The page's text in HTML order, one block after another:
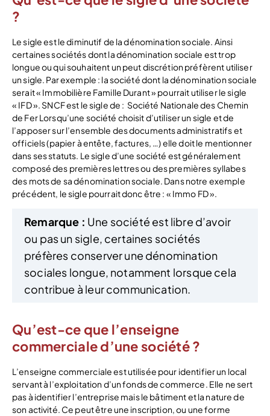
?
Le sigle est le diminutif de la dénomination sociale. Ainsi
certaines sociétés dont la dénomination sociale est trop
longue ou qui souhaitent un peut discrétion préfèrent utiliser
un sigle. Par exemple : la société dont la dénomination sociale
serait « Immobilière Famille Durant » pourrait utiliser le sigle
« IFD ». SNCF est le sigle de : Société Nationale des Chemin
de Fer Lorsqu’une société choisit d’utiliser un sigle et de
l’apposer sur l’ensemble des documents administratifs et
officiels (papier à entête, factures, …) elle doit le mentionner
dans ses statuts. Le sigle d’une société est généralement
composé des premières lettres ou des premières syllabes
des mots de sa dénomination sociale. Dans notre exemple
précédent, le sigle pourrait donc être : « Immo FD ».
Remarque : Une société est libre d’avoir
ou pas un sigle, certaines sociétés
préfères conserver une dénomination
sociales longue, notamment lorsque cela
contribue à leur communication.
Qu’est-ce que l’enseigne
commerciale d’une société ?
L’enseigne commerciale est utilisée pour identifier un local
servant à l’exploitation d’un fonds de commerce. Elle ne sert
pas à identifier l’entreprise mais le bâtiment et la nature de
son activité. Ce peut être une inscription, ou une forme